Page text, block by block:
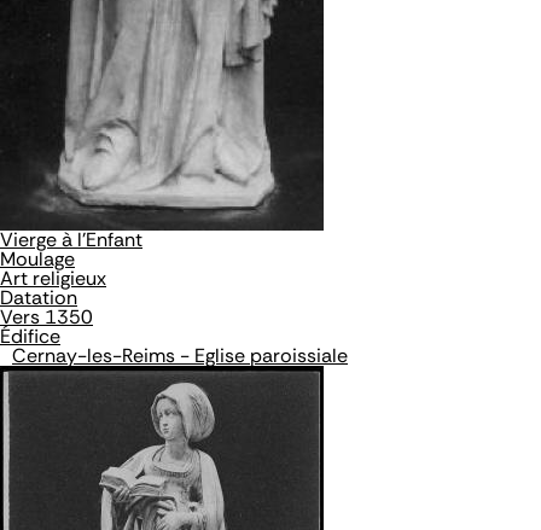
Vierge à l'Enfant
Moulage
Art religieux
Datation
Vers 1350
Édifice
Cernay-les-Reims - Eglise paroissiale